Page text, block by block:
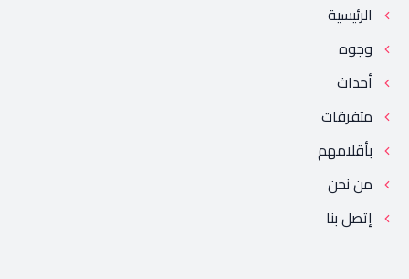
الرئيسية
وجوه
أحداث
متفرقات
بأقلامهم
من نحن
إتصل بنا